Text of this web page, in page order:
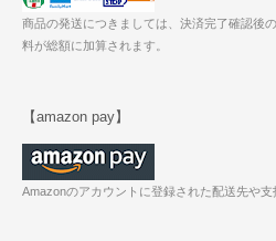
商品の発送につきましては、決済完了確認後
料が総額に加算されます。
【amazon pay】
Amazonのアカウントに登録された配送先や支